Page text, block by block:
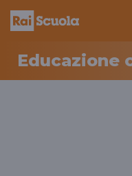
Educazione